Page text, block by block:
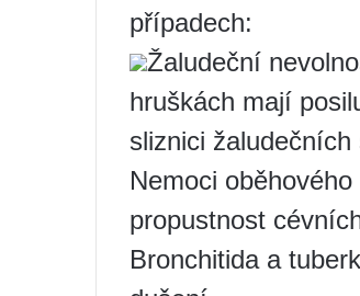
případech:
Žaludeční
hruškách mají
sliznici žaludečních
Nemoci
propustnost
Bronchitida a